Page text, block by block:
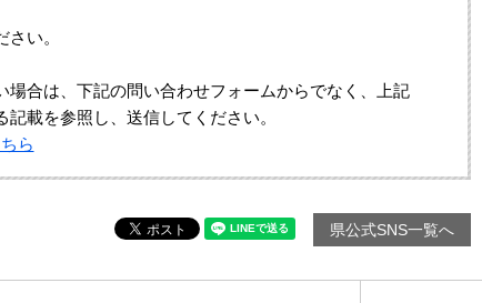
い。
合は、下記の問い合わせフォームからでなく、上記
載を参照し、送信してください。
ら
県公式SNS一覧へ